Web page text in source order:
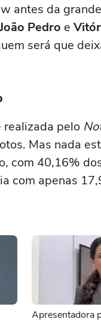
antes da
João Pedro e
será que
realizada pelo
Mas nada
com 40,16%
com apenas
Apresentadora